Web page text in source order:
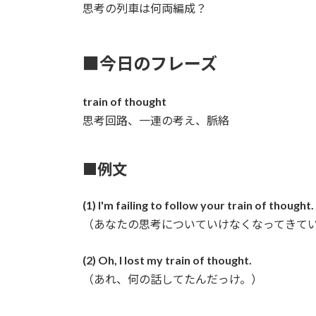
思考の列車は何両編成？
■今日のフレーズ
train of thought
思考回路、一連の考え、脈絡
■例文
(1) I'm failing to follow your train of thought.
（あなたの思考についていけなくなってきて
(2) Oh, I lost my train of thought.
（あれ、何の話してたんだっけ。）